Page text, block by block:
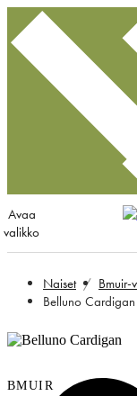
Avaa
valikko
Naiset Bmuir-
Belluno Cardigan
BMUIR